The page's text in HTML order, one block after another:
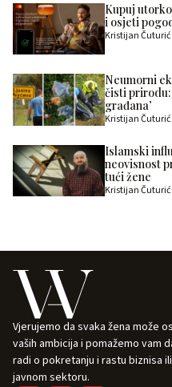
Kupuj
i osjeti
Kristijan Čuturić
Neumorni
čisti prirodu:
građana’
Kristijan Čuturić
Islamski
neovisnost
tući žene
Kristijan Čuturić
Vjerujemo da svaka žena može
vaših ambicija i pomažemo vam
radi o pokretanju i rastu biznisa
javnom sektoru.